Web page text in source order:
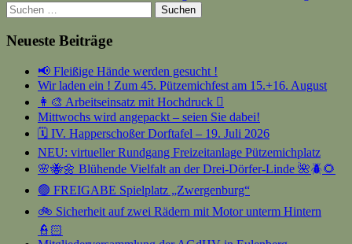
Suchen
nach:
Neueste Beiträge
📢 Fleißige Hände werden gesucht !
Wir laden ein ! Zum 45. Pützemichfest am 15.+16. August
👩‍🎨 Arbeitseinsatz mit Hochdruck 🫟
Mittwochs wird angepackt – seien Sie dabei!
🗓️ IV. Happerschoßer Dorftafel – 19. Juli 2026
NEU: virtueller Rundgang Freizeitanlage Pützemichplatz
🌸🐝🌼 Blühende Vielfalt an der Drei-Dörfer-Linde 🌺🪲🌻
🟢 FREIGABE Spielplatz „Zwergenburg“
🚲 Sicherheit auf zwei Rädern mit Motor unterm Hintern
👮🏻